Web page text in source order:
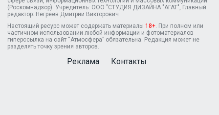
(Роскомнадзор). Учредитель: ООО "СТУДИЯ ДИЗАЙНА "АГАТ", Главный
редактор: Негреев Дмитрий Викторович
Настоящий ресурс может содержать материалы 18+ . При полном или
частичном использовании любой информации и фотоматериалов
гиперссылка на сайт “Атмосфера” обязательна. Редакция может не
разделять точку зрения авторов.
Реклама Контакты